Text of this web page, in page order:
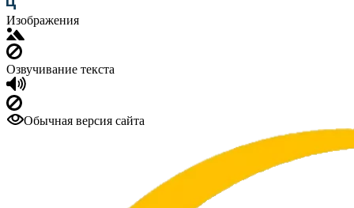
Изображения
Озвучивание текста
Обычная версия сайта